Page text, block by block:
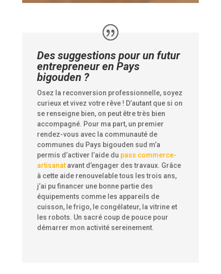
Des suggestions pour un futur
entrepreneur en Pays
bigouden ?
Osez la reconversion professionnelle, soyez
curieux et vivez votre rêve ! D’autant que si on
se renseigne bien, on peut être très bien
accompagné. Pour ma part, un premier
rendez-vous avec la communauté de
communes du Pays bigouden sud m’a
permis d’activer l’aide du pass commerce-
artisanatavant d’engager des travaux. Grâce
à cette aide renouvelable tous les trois ans,
j’ai pu financer une bonne partie des
équipements comme les appareils de
cuisson, le frigo, le congélateur, la vitrine et
les robots. Un sacré coup de pouce pour
démarrer mon activité sereinement.